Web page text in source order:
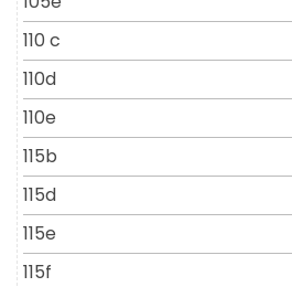
110 c
110d
110e
115b
115d
115e
115f